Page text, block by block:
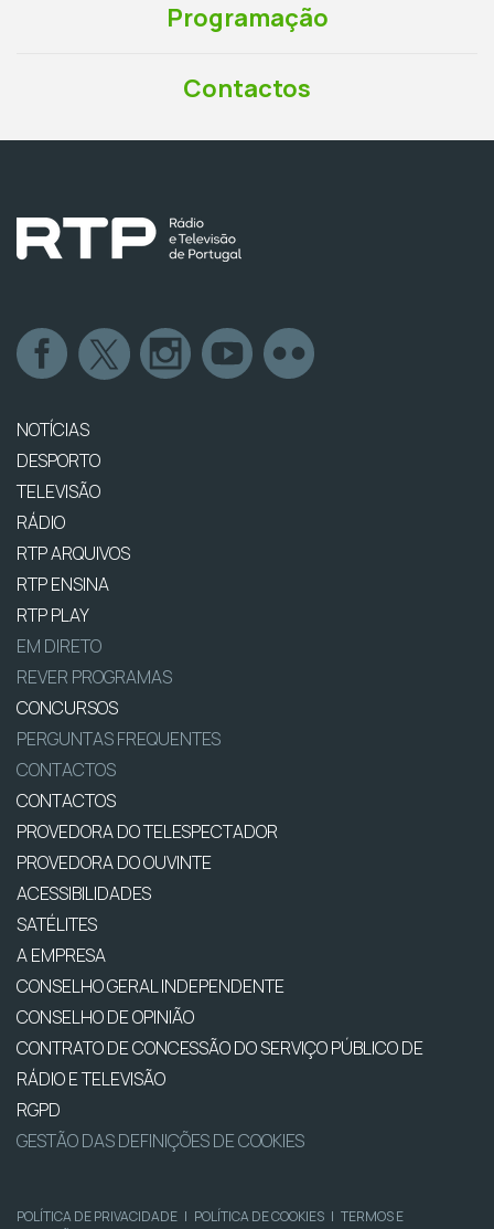
Programação
Contactos
NOTÍCIAS
DESPORTO
TELEVISÃO
RÁDIO
RTP ARQUIVOS
RTP ENSINA
RTP PLAY
EM DIRETO
REVER PROGRAMAS
CONCURSOS
PERGUNTAS FREQUENTES
CONTACTOS
CONTACTOS
PROVEDORA DO TELESPECTADOR
PROVEDORA DO OUVINTE
ACESSIBILIDADES
SATÉLITES
A EMPRESA
CONSELHO GERAL INDEPENDENTE
CONSELHO DE OPINIÃO
CONTRATO DE CONCESSÃO DO SERVIÇO PÚBLICO DE
RÁDIO E TELEVISÃO
RGPD
GESTÃO DAS DEFINIÇÕES DE COOKIES
POLÍTICA DE PRIVACIDADE | POLÍTICA DE COOKIES | TERMOS E